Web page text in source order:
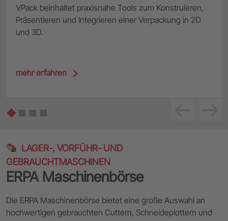
VPack beinhaltet praxisnahe Tools zum Konstruieren,
Präsentieren und Integrieren einer Verpackung in 2D
und 3D.
mehr erfahren
LAGER-, VORFÜHR- UND
GEBRAUCHTMASCHINEN
ERPA Maschinenbörse
Die ERPA Maschinenbörse bietet eine große Auswahl an
hochwertigen gebrauchten Cuttern, Schneideplottern und